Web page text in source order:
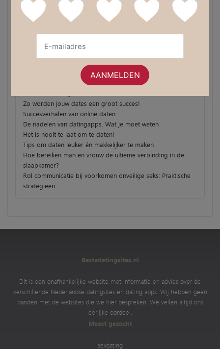
Wat te doen en waar naartoe te gaan op een eerste date
De diverse mogelijkheden van daten
Zo worden jouw dates een groot succes!
Succesverhalen van online daten
De nadelen van datingapps. Wat je moet weten
Het is nooit te laat om te daten!
Tips om daten leuker én makkelijker te maken
Hoe bereiken man en vrouw de ultieme verbinding in de
slaapkamer?
Rol communicatie bij voorkomen onveilige seks: Praktische
strategieën
Bestedatingsites.nl
Dit is een onafhankelijke website met informatie en advies over de
verschillende Nederlandse datingsites en dating apps. Wij hebben geen
banden met de websites die we hier bespreken. We vellen altijd ons
eerlijke oordeel.
Meest gezocht
sexdating